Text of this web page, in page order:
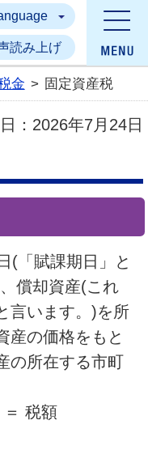
みがうら市
読み上げ
金 > 固定資産税
： 2026年7月24日
(「賦課期日」と
償却資産(これ
言います。)を所
産の価格をもと
の所在する市町
税額